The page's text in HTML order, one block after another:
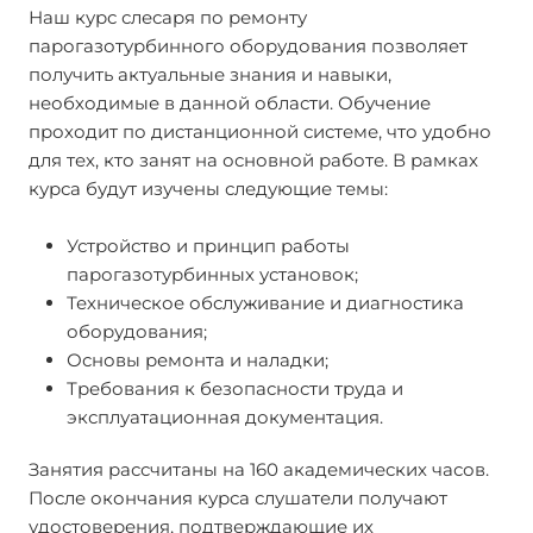
Наш курс слесаря по ремонту
парогазотурбинного оборудования позволяет
получить актуальные знания и навыки,
необходимые в данной области. Обучение
проходит по дистанционной системе, что удобно
для тех, кто занят на основной работе. В рамках
курса будут изучены следующие темы:
Устройство и принцип работы
парогазотурбинных установок;
Техническое обслуживание и диагностика
оборудования;
Основы ремонта и наладки;
Требования к безопасности труда и
эксплуатационная документация.
Занятия рассчитаны на 160 академических часов.
После окончания курса слушатели получают
удостоверения, подтверждающие их